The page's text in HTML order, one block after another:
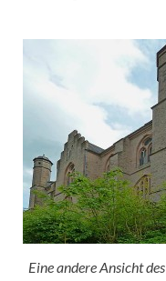
Eine andere Ansicht